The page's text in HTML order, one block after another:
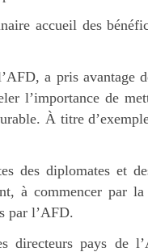
accueil des
a pris avantage
l’importance de
À titre
des diplomates et
à commencer par la
par l’AFD.
directeurs pays de